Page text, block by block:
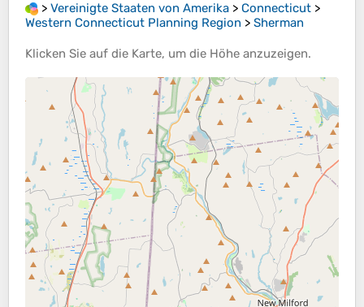
> Vereinigte Staaten von Amerika > Connecticut >
Western Connecticut Planning Region > Sherman
Klicken Sie auf die Karte, um die Höhe anzuzeigen.